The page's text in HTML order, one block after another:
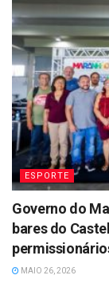
ESPORTE
Governo do
bares do
MAIO 26, 2026